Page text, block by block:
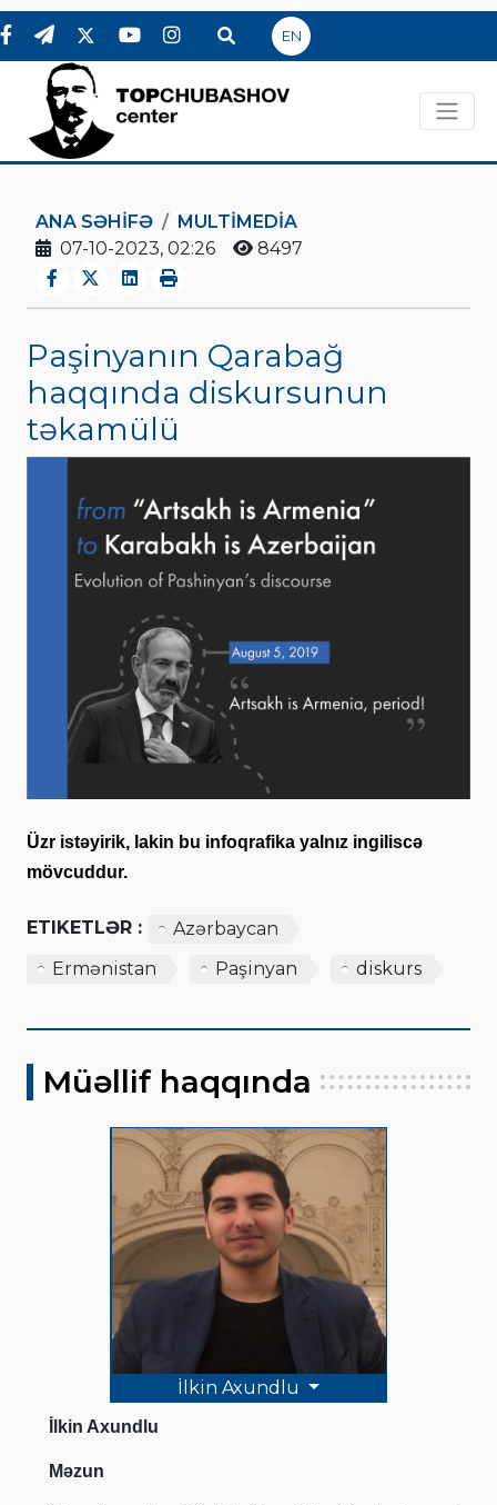
EN
ANA SƏHIFƏ
MULTIMEDIA
07-10-2023, 02:26
8497
Paşinyanın Qarabağ
haqqında diskursunun
təkamülü
Üzr istəyirik, lakin bu infoqrafika yalnız ingiliscə
mövcuddur.
ETIKETLƏR :
Azərbaycan
Ermənistan
Paşinyan diskurs
Müəllif haqqında
İlkin Axundlu
İlkin Axundlu
Məzun